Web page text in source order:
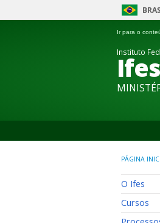
Ir para o
Instituto
Ifes
PÁGINA
O Ifes
Cursos